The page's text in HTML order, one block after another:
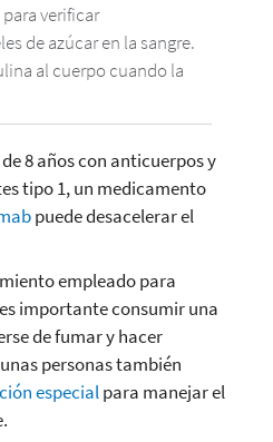
verificar
de azúcar en la sangre.
al cuerpo cuando la
8 años con anticuerpos y
tipo 1, un medicamento
puede desacelerar el
empleado para
importante consumir una
de fumar y hacer
personas también
especialpara manejar el